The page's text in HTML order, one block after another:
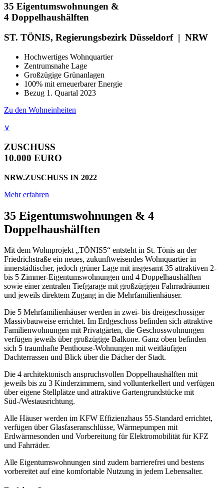
35 Eigentums­wohnungen &
4 Doppel­haushälften
ST. TÖNIS, Regierungs­bezirk Düsseldorf | NRW
Hochwertiges Wohnquartier
Zentrumsnahe Lage
Großzügige Grünanlagen
100% mit erneuerbarer Energie
Bezug 1. Quartal 2023
Zu den Wohneinheiten
∨
ZUSCHUSS
10.000 EURO
NRW.ZUSCHUSS IN 2022
Mehr erfahren
35 Eigentums­wohnungen & 4
Doppelhaus­hälften
Mit dem Wohnprojekt „TÖNIS5“ entsteht in St. Tönis an der
Friedrichstraße ein neues, zukunftweisendes Wohnquartier in
innerstädtischer, jedoch grüner Lage mit insgesamt 35 attraktiven 2-
bis 5 Zimmer-Eigentumswohnungen und 4 Doppelhaushälften
sowie einer zentralen Tiefgarage mit großzügigen Fahrradräumen
und jeweils direktem Zugang in die Mehrfamilienhäuser.
Die 5 Mehrfamilienhäuser werden in zwei- bis dreigeschossiger
Massivbauweise errichtet. Im Erdgeschoss befinden sich attraktive
Familienwohnungen mit Privatgärten, die Geschosswohnungen
verfügen jeweils über großzügige Balkone. Ganz oben befinden
sich 5 traumhafte Penthouse-Wohnungen mit weitläufigen
Dachterrassen und Blick über die Dächer der Stadt.
Die 4 architektonisch anspruchsvollen Doppelhaushälften mit
jeweils bis zu 3 Kinderzimmern, sind vollunterkellert und verfügen
über eigene Stellplätze und attraktive Gartengrundstücke mit
Süd-/Westausrichtung.
Alle Häuser werden im KFW Effizienzhaus 55-Standard errichtet,
verfügen über Glasfaseranschlüsse, Wärmepumpen mit
Erdwärmesonden und Vorbereitung für Elektromobilität für KFZ
und Fahrräder.
Alle Eigentumswohnungen sind zudem barrierefrei und bestens
vorbereitet auf eine komfortable Nutzung in jedem Lebensalter.